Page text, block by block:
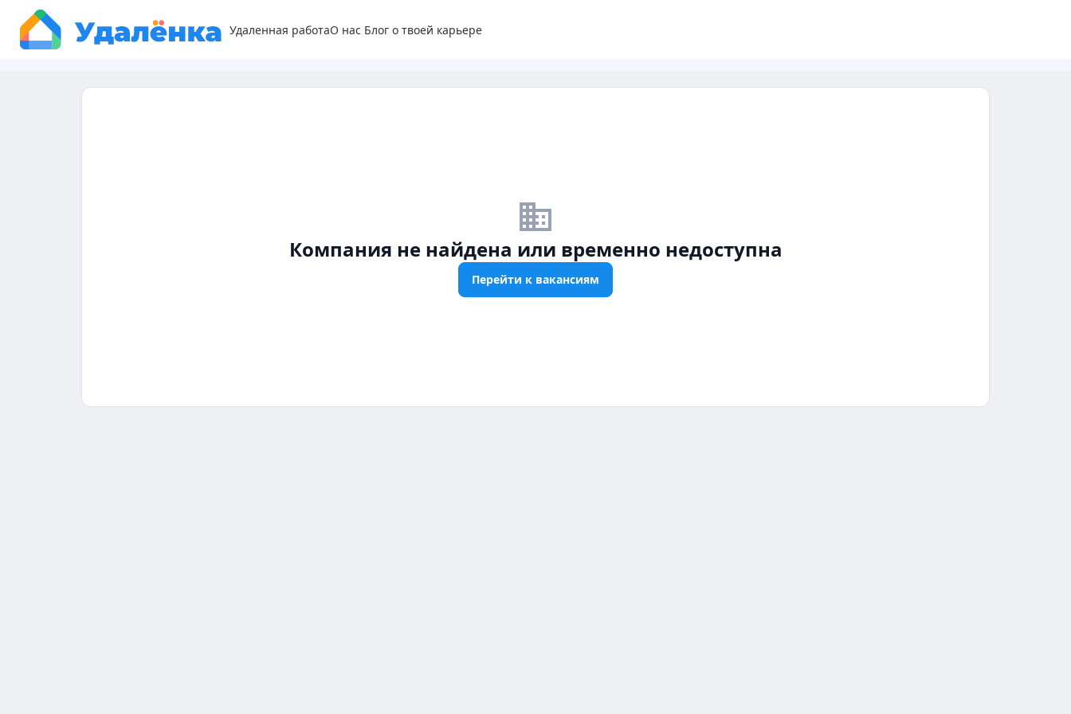
Удаленная работаО нас Блог о твоей карьере
business_off
Компания не найдена или временно недоступна
Перейти к вакансиям